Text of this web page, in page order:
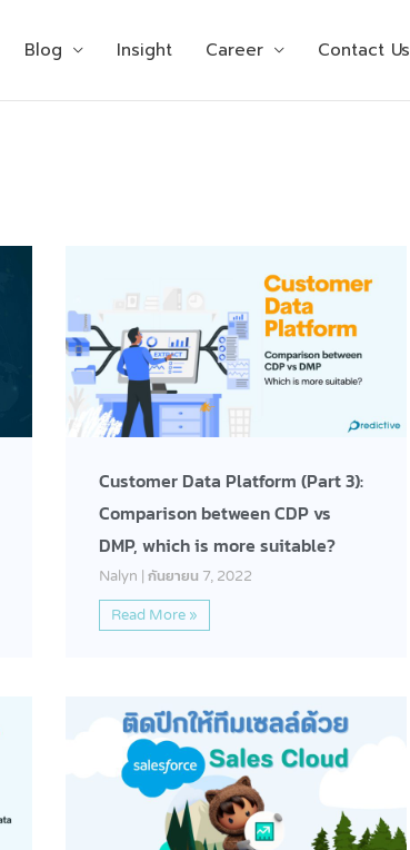
Blog Insight Career Contact Us
Customer Data Platform (Part 3):
Comparison between CDP vs
DMP, which is more suitable?
Nalyn กันยายน 7, 2022
Read More »